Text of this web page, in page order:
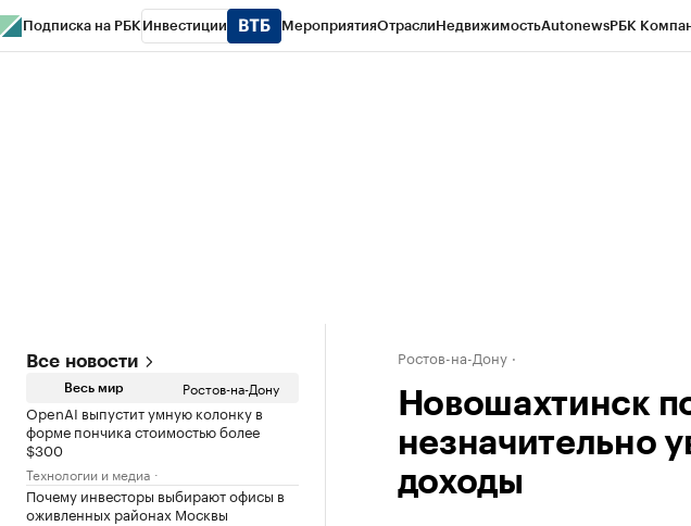
Подписка на РБК Инвестиции МероприятияОтраслиНедвижимостьAutonewsРБК
Все новости
Весь мир Ростов-на-Дону
OpenAI выпустит умную колонку в
форме пончика стоимостью более
$300
Технологии и медиа
Почему инвесторы выбирают офисы в
оживленных районах Москвы
Ростов-на-Дону
Новошахтинск
незначительно
доходы